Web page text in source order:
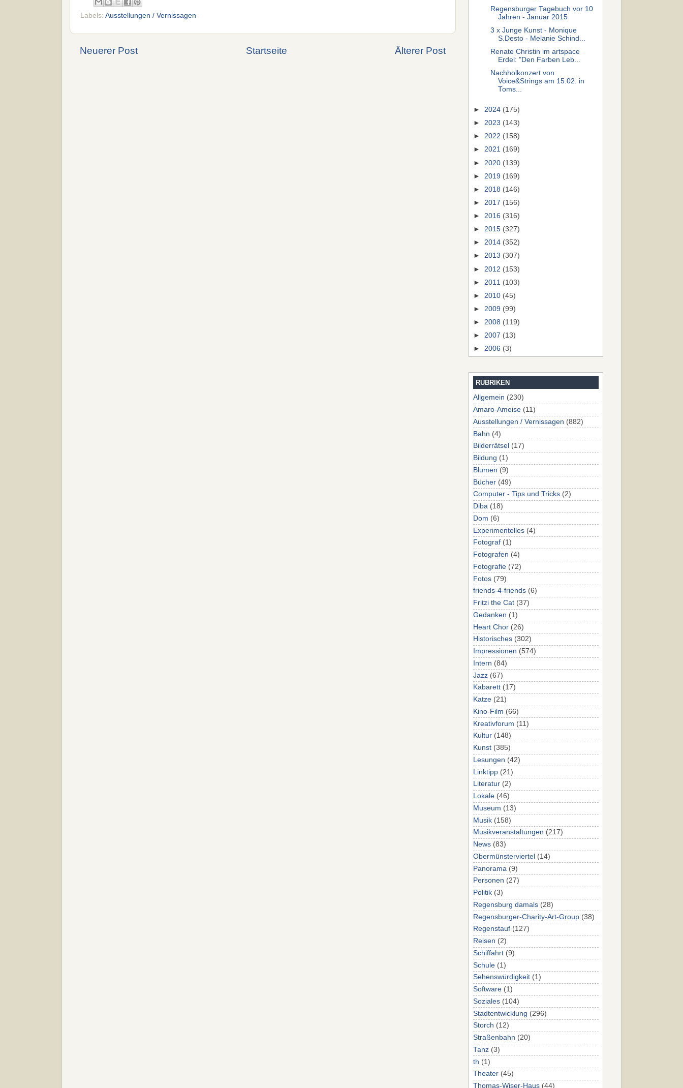
Labels: Ausstellungen / Vernissagen
Neuerer Post Älterer Post
Startseite
Regensburger Tagebuch vor 10
Jahren - Januar 2015
3 x Junge Kunst - Monique
S.Desto - Melanie Schind...
Renate Christin im artspace
Erdel: "Den Farben Leb...
Nachholkonzert von
Voice&Strings am 15.02. in
Toms...
► 2024 (175)
► 2023 (143)
► 2022 (158)
► 2021 (169)
► 2020 (139)
► 2019 (169)
► 2018 (146)
► 2017 (156)
► 2016 (316)
► 2015 (327)
► 2014 (352)
► 2013 (307)
► 2012 (153)
► 2011 (103)
► 2010 (45)
► 2009 (99)
► 2008 (119)
► 2007 (13)
► 2006 (3)
RUBRIKEN
Allgemein (230)
Amaro-Ameise (11)
Ausstellungen / Vernissagen (882)
Bahn (4)
Bilderrätsel (17)
Bildung (1)
Blumen (9)
Bücher (49)
Computer - Tips und Tricks (2)
Diba (18)
Dom (6)
Experimentelles (4)
Fotograf (1)
Fotografen (4)
Fotografie (72)
Fotos (79)
friends-4-friends (6)
Fritzi the Cat (37)
Gedanken (1)
Heart Chor (26)
Historisches (302)
Impressionen (574)
Intern (84)
Jazz (67)
Kabarett (17)
Katze (21)
Kino-Film (66)
Kreativforum (11)
Kultur (148)
Kunst (385)
Lesungen (42)
Linktipp (21)
Literatur (2)
Lokale (46)
Museum (13)
Musik (158)
Musikveranstaltungen (217)
News (83)
Obermünsterviertel (14)
Panorama (9)
Personen (27)
Politik (3)
Regensburg damals (28)
Regensburger-Charity-Art-Group (38)
Regenstauf (127)
Reisen (2)
Schiffahrt (9)
Schule (1)
Sehenswürdigkeit (1)
Software (1)
Soziales (104)
Stadtentwicklung (296)
Storch (12)
Straßenbahn (20)
Tanz (3)
th (1)
Theater (45)
Thomas-Wiser-Haus (44)